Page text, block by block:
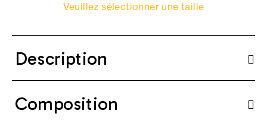
Veuillez sélectionner une taille
Description
Composition